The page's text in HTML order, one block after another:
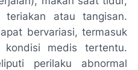
atau tangisan.
bervariasi, termasuk
kondisi medis tertentu.
perilaku abnormal